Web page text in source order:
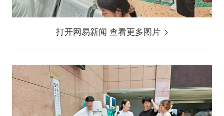
打开网易新闻 查看更多图片